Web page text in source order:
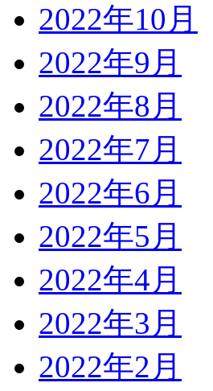
2022年10月
2022年9月
2022年8月
2022年7月
2022年6月
2022年5月
2022年4月
2022年3月
2022年2月